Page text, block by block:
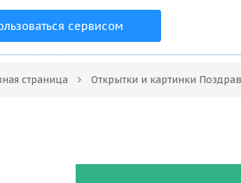
сервисом
страница Открытки и картинки